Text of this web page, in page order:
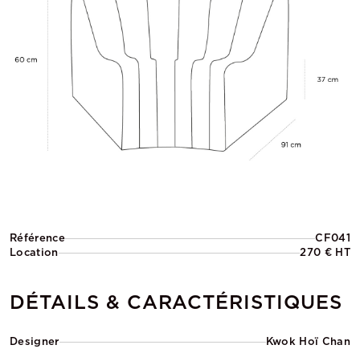
Référence
CF041
Location
270 € HT
DÉTAILS & CARACTÉRISTIQUES
Designer
Kwok Hoï Chan